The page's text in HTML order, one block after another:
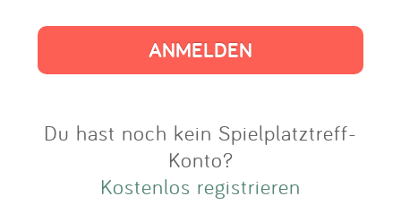
Du hast noch kein Spielplatztreff-
Konto?
Kostenlos registrieren